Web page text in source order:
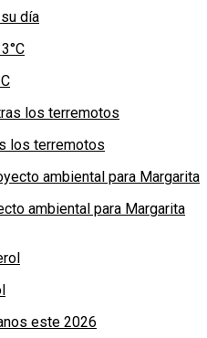
día
los terremotos
ambiental para Margarita